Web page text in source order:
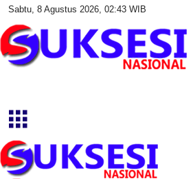
Sabtu, 8 Agustus 2026, 02:43 WIB
s
i